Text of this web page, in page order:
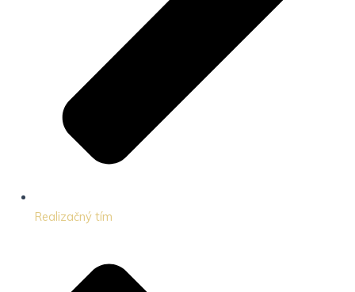
Realizačný tím